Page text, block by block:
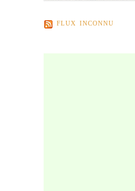
FLUX INCONNU